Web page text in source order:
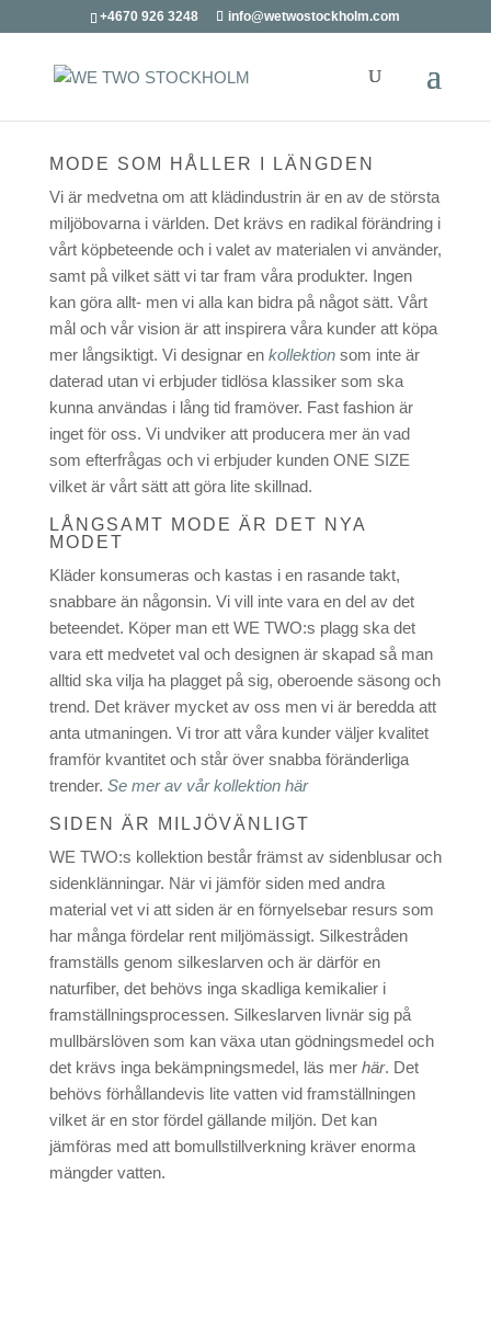
+4670 926 3248 info@wetwostockholm.com
MODE SOM HÅLLER I LÄNGDEN
Vi är medvetna om att klädindustrin är en av de största
miljöbovarna i världen. Det krävs en radikal förändring i
vårt köpbeteende och i valet av materialen vi använder,
samt på vilket sätt vi tar fram våra produkter. Ingen
kan göra allt- men vi alla kan bidra på något sätt. Vårt
mål och vår vision är att inspirera våra kunder att köpa
mer långsiktigt. Vi designar en kollektionsom inte är
daterad utan vi erbjuder tidlösa klassiker som ska
kunna användas i lång tid framöver. Fast fashion är
inget för oss. Vi undviker att producera mer än vad
som efterfrågas och vi erbjuder kunden ONE SIZE
vilket är vårt sätt att göra lite skillnad.
LÅNGSAMT MODE ÄR DET NYA
MODET
Kläder konsumeras och kastas i en rasande takt,
snabbare än någonsin. Vi vill inte vara en del av det
beteendet. Köper man ett WE TWO:s plagg ska det
vara ett medvetet val och designen är skapad så man
alltid ska vilja ha plagget på sig, oberoende säsong och
trend. Det kräver mycket av oss men vi är beredda att
anta utmaningen. Vi tror att våra kunder väljer kvalitet
framför kvantitet och står över snabba föränderliga
trender. Se mer av vår kollektion här
SIDEN ÄR MILJÖVÄNLIGT
WE TWO:s kollektion består främst av sidenblusar och
sidenklänningar. När vi jämför siden med andra
material vet vi att siden är en förnyelsebar resurs som
har många fördelar rent miljömässigt. Silkestråden
framställs genom silkeslarven och är därför en
naturfiber, det behövs inga skadliga kemikalier i
framställningsprocessen. Silkeslarven livnär sig på
mullbärslöven som kan växa utan gödningsmedel och
det krävs inga bekämpningsmedel, läs mer här. Det
behövs förhållandevis lite vatten vid framställningen
vilket är en stor fördel gällande miljön. Det kan
jämföras med att bomullstillverkning kräver enorma
mängder vatten.